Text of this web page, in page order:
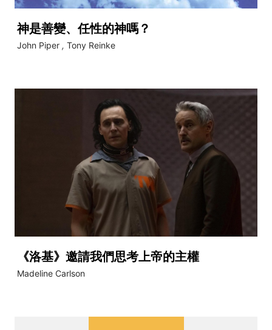
神是善變、任性的神嗎？
John Piper , Tony Reinke
《洛基》邀請我們思考上帝的主權
Madeline Carlson